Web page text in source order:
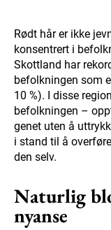
Rødt hår er ikke
konsentrert i
Skottland har
befolkningen som
10 %). I disse
befolkningen –
genet uten å
i stand til å
den selv.
Naturlig
nyanse